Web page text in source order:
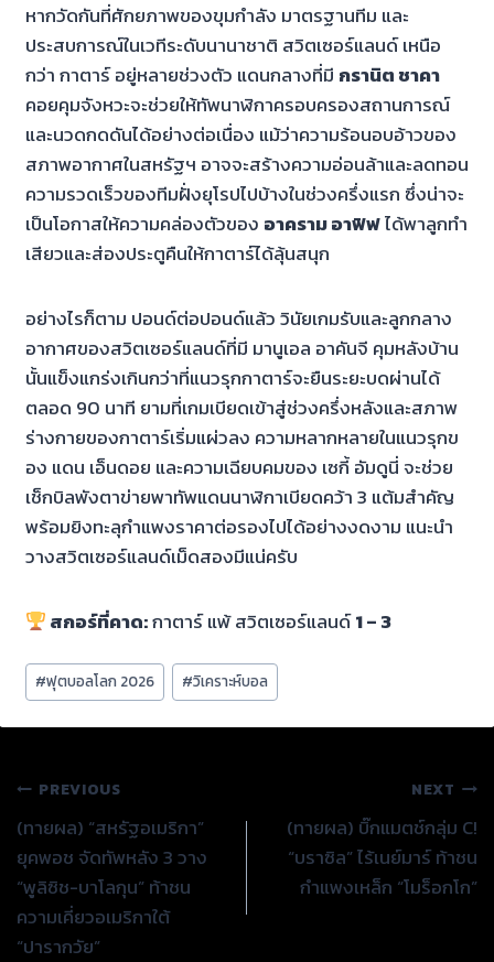
หากวัดกันที่ศักยภาพของขุมกำลัง มาตรฐานทีม และ
ประสบการณ์ในเวทีระดับนานาชาติ สวิตเซอร์แลนด์ เหนือ
กว่า กาตาร์ อยู่หลายช่วงตัว แดนกลางที่มี กรานิต ชาคา
คอยคุมจังหวะจะช่วยให้ทัพนาฬิกาครอบครองสถานการณ์
และนวดกดดันได้อย่างต่อเนื่อง แม้ว่าความร้อนอบอ้าวของ
สภาพอากาศในสหรัฐฯ อาจจะสร้างความอ่อนล้าและลดทอน
ความรวดเร็วของทีมฝั่งยุโรปไปบ้างในช่วงครึ่งแรก ซึ่งน่าจะ
เป็นโอกาสให้ความคล่องตัวของ อาคราม อาฟิฟได้พาลูกทำ
เสียวและส่องประตูคืนให้กาตาร์ได้ลุ้นสนุก
อย่างไรก็ตาม ปอนด์ต่อปอนด์แล้ว วินัยเกมรับและลูกกลาง
อากาศของสวิตเซอร์แลนด์ที่มี มานูเอล อาคันจี คุมหลังบ้าน
นั้นแข็งแกร่งเกินกว่าที่แนวรุกกาตาร์จะยืนระยะบดผ่านได้
ตลอด 90 นาที ยามที่เกมเบียดเข้าสู่ช่วงครึ่งหลังและสภาพ
ร่างกายของกาตาร์เริ่มแผ่วลง ความหลากหลายในแนวรุกข
อง แดน เอ็นดอย และความเฉียบคมของ เซกี้ อัมดูนี่ จะช่วย
เช็กบิลพังตาข่ายพาทัพแดนนาฬิกาเบียดคว้า 3 แต้มสำคัญ
พร้อมยิงทะลุกำแพงราคาต่อรองไปได้อย่างงดงาม แนะนำ
วางสวิตเซอร์แลนด์เม็ดสองมีแน่ครับ
สกอร์ที่คาด:กาตาร์ แพ้ สวิตเซอร์แลนด์1 – 3
Post
Tags:
#ฟุตบอลโลก 2026 #วิเคราะห์บอล
แนะแนว
เรื่อง
PREVIOUS
(ทายผล) “สหรัฐอเมริกา”
ยุคพอช จัดทัพหลัง 3 วาง
“พูลิซิช-บาโลกุน” ท้าชน
ความเคี่ยวอเมริกาใต้
“ปารากวัย”
NEXT
(ทายผล) บิ๊กแมตช์กลุ่ม C!
“บราซิล” ไร้เนย์มาร์ ท้าชน
กำแพงเหล็ก “โมร็อกโก”